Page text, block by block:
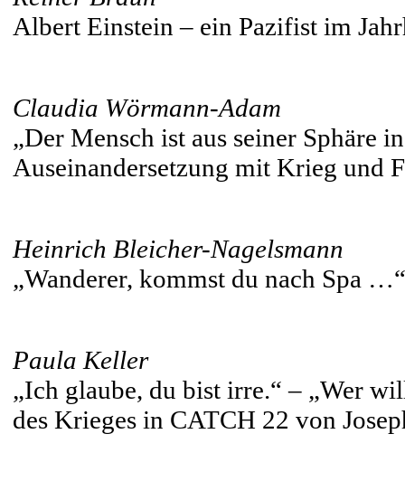
Albert Einstein – ein Pazifist im
Claudia Wörmann-Adam
„Der Mensch ist aus seiner Sphäre
Auseinandersetzung mit Krieg und
Heinrich Bleicher-Nagelsmann
„Wanderer, kommst du nach Spa
Paula Keller
„Ich glaube, du bist irre.“ – „Wer
des Krieges in CATCH 22 von